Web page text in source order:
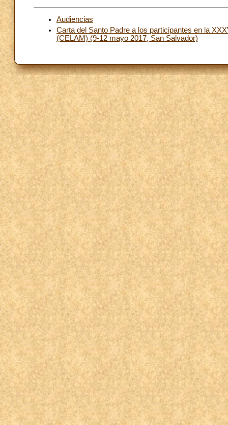
Audiencias
Carta del Santo Padre a los participantes en la
(CELAM) (9-12 mayo 2017, San Salvador)